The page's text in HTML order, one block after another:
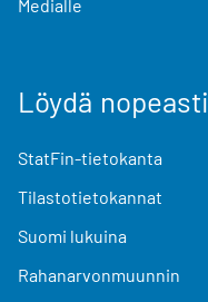
Medialle
Löydä nopeasti
StatFin-tietokanta
Tilastotietokannat
Suomi lukuina
Rahanarvonmuunnin